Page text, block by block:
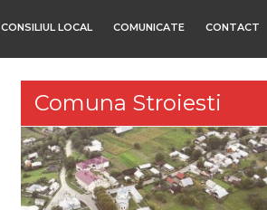
CONSILIUL LOCAL COMUNICATE CONTACT
Comuna Stroiesti